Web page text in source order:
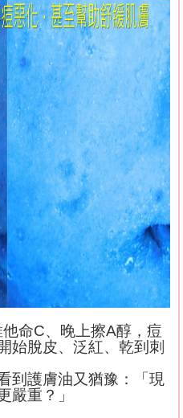
他命C、晚上擦A醇，痘
始脫皮、泛紅、乾到刺
到護膚油又猶豫：「現
嚴重？」